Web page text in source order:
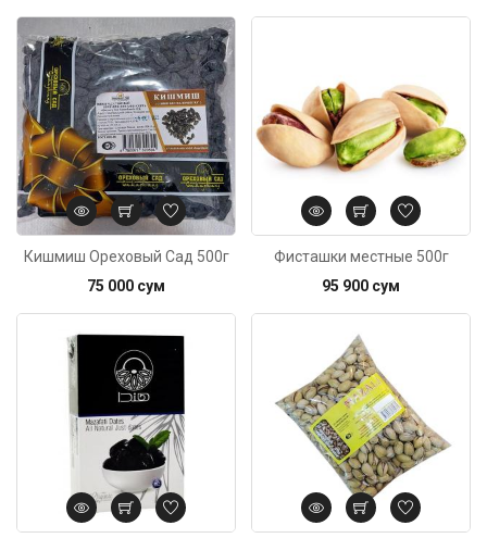
Кишмиш Ореховый Сад 500г
75 000 сум
Код: 4393
Фисташки местные 500г
95 900 сум
Код: 4172